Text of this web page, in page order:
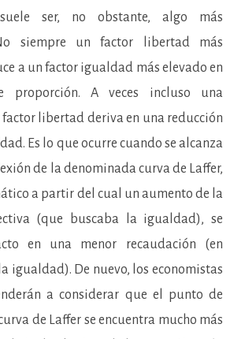
ser, no obstante, algo más
siempre un factor libertad más
a un factor igualdad más elevado en
proporción. A veces incluso una
libertad deriva en una reducción
Es lo que ocurre cuando se alcanza
de la denominada curva de Laffer,
a partir del cual un aumento de la
(que buscaba la igualdad), se
en una menor recaudación (en
igualdad). De nuevo, los economistas
a considerar que el punto de
de Laffer se encuentra mucho más